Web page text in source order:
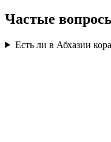
Частые
Есть ли в Абхазии